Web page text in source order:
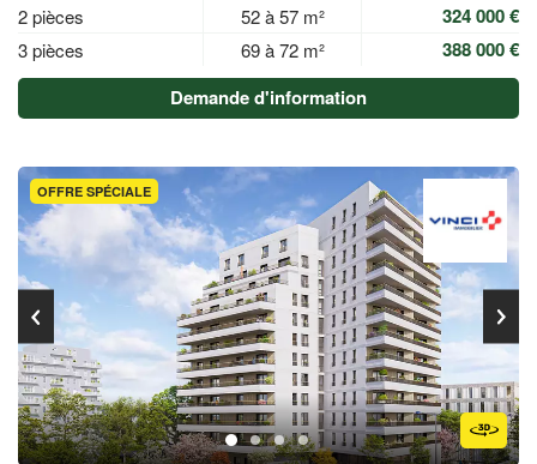
2 pièces 52 à 57 m² 324 000 €
3 pièces 69 à 72 m²
388 000 €
Demande d'information
OFFRE SPÉCIALE